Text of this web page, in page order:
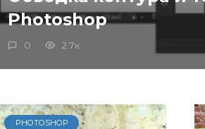
Photoshop
0 2.7к.
PHOTOSHOP